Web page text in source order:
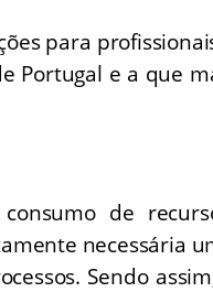
para
Portugal e a que
de
necessária
Sendo